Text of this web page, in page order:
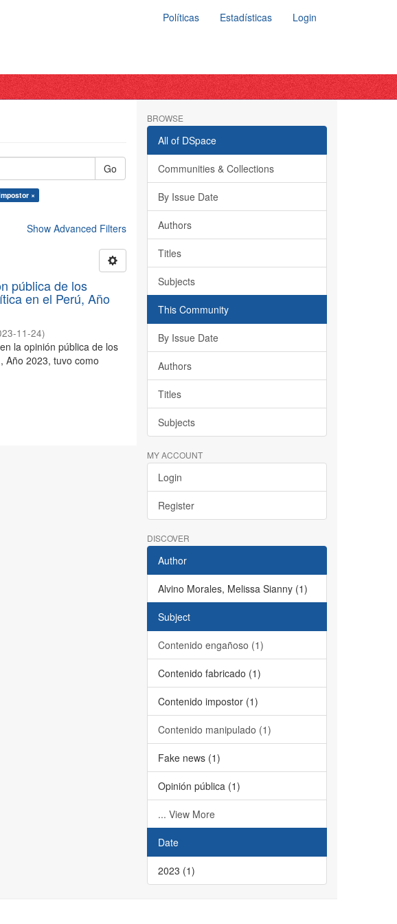
Políticas Estadísticas Login
Go
×
Show Advanced Filters
pública de los
en el Perú, Año
11-24)
la opinión pública de los
Año 2023, tuvo como
BROWSE
All of DSpace
Communities & Collections
By Issue Date
Authors
Titles
Subjects
This Community
By Issue Date
Authors
Titles
Subjects
MY ACCOUNT
Login
Register
DISCOVER
Author
Alvino Morales, Melissa Sianny (1)
Subject
Contenido engañoso (1)
Contenido fabricado (1)
Contenido impostor (1)
Contenido manipulado (1)
Fake news (1)
Opinión pública (1)
... View More
Date
2023 (1)